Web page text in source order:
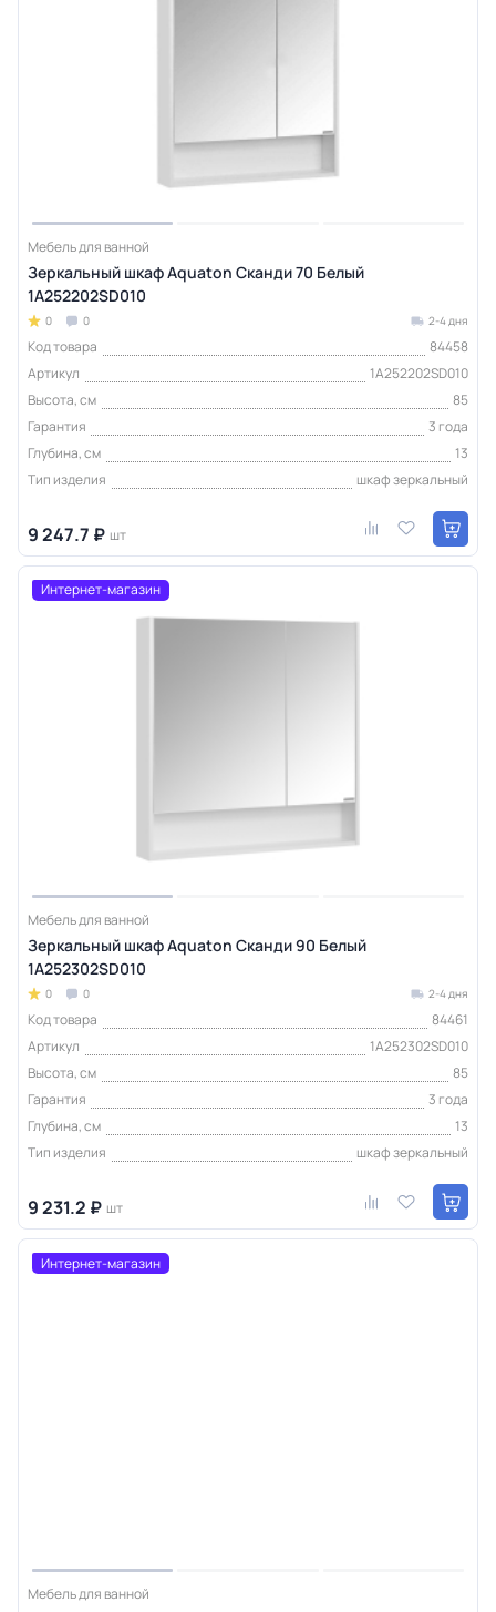
Мебель для ванной
Зеркальный шкаф Aquaton Сканди 70 Белый
1A252202SD010
0 0 2-4 дня
Код товара
84458
Артикул
1A252202SD010
Высота, см
85
Гарантия
3 года
Глубина, см
13
Тип изделия
шкаф зеркальный
9 247.7 ₽ шт
Интернет-магазин
Мебель для ванной
Зеркальный шкаф Aquaton Сканди 90 Белый
1A252302SD010
0 0 2-4 дня
Код товара
84461
Артикул
1A252302SD010
Высота, см
85
Гарантия
3 года
Глубина, см
13
Тип изделия
шкаф зеркальный
9 231.2 ₽ шт
Интернет-магазин
Мебель для ванной